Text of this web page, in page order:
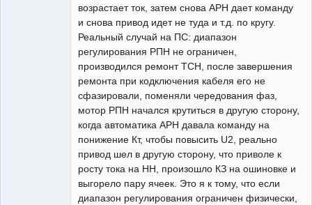
возрастает ток, затем снова АРН дает команду
и снова привод идет не туда и т.д. по кругу.
Реальный случай на ПС: диапазон
регулирования РПН не ограничен,
производился ремонт ТСН, после завершения
ремонта при кодключения кабеля его не
сфазировали, поменяли чередования фаз,
мотор РПН начался крутиться в другую сторону,
когда автоматика АРН давала команду на
понижение Кт, чтобы повысить U2, реально
привод шел в другую сторону, что приволе к
росту тока на НН, произошло КЗ на ошиновке и
выгорело пару ячеек. Это я к тому, что если
диапазон регулирования ограничен физически,